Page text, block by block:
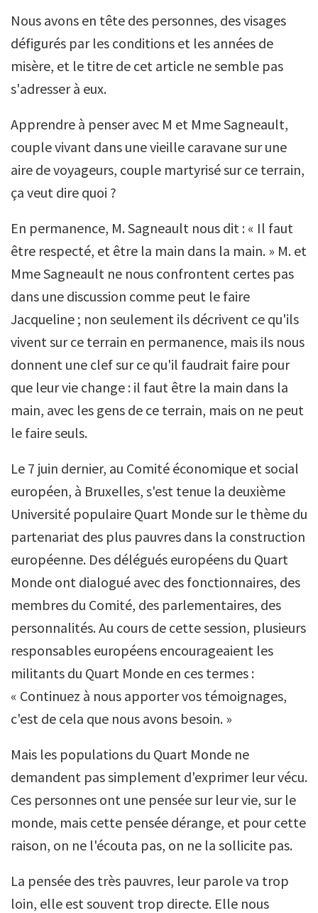
Nous avons en tête des personnes, des visages
défigurés par les conditions et les années de
misère, et le titre de cet article ne semble pas
s'adresser à eux.
Apprendre à penser avec M et Mme Sagneault,
couple vivant dans une vieille caravane sur une
aire de voyageurs, couple martyrisé sur ce terrain,
ça veut dire quoi ?
En permanence, M. Sagneault nous dit : « Il faut
être respecté, et être la main dans la main. » M. et
Mme Sagneault ne nous confrontent certes pas
dans une discussion comme peut le faire
Jacqueline ; non seulement ils décrivent ce qu'ils
vivent sur ce terrain en permanence, mais ils nous
donnent une clef sur ce qu'il faudrait faire pour
que leur vie change : il faut être la main dans la
main, avec les gens de ce terrain, mais on ne peut
le faire seuls.
Le 7 juin dernier, au Comité économique et social
européen, à Bruxelles, s'est tenue la deuxième
Université populaire Quart Monde sur le thème du
partenariat des plus pauvres dans la construction
européenne. Des délégués européens du Quart
Monde ont dialogué avec des fonctionnaires, des
membres du Comité, des parlementaires, des
personnalités. Au cours de cette session, plusieurs
responsables européens encourageaient les
militants du Quart Monde en ces termes :
« Continuez à nous apporter vos témoignages,
c'est de cela que nous avons besoin. »
Mais les populations du Quart Monde ne
demandent pas simplement d'exprimer leur vécu.
Ces personnes ont une pensée sur leur vie, sur le
monde, mais cette pensée dérange, et pour cette
raison, on ne l'écouta pas, on ne la sollicite pas.
La pensée des très pauvres, leur parole va trop
loin, elle est souvent trop directe. Elle nous